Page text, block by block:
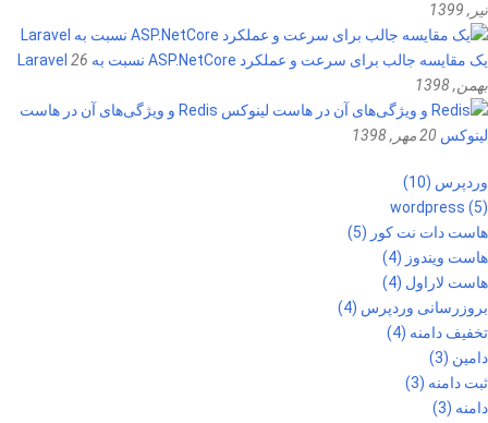
تیر, 1399
یک مقایسه جالب برای سرعت و عملکرد ASP.NetCore نسبت به Laravel
26
بهمن, 1398
Redis و ویژگی‌های آن در هاست
لینوکس 20 مهر, 1398
وردپرس (10)
wordpress (5)
هاست دات نت کور (5)
هاست ویندوز (4)
هاست لاراول (4)
بروزرسانی وردپرس (4)
تخفیف دامنه (4)
دامین (3)
ثبت دامنه (3)
دامنه (3)